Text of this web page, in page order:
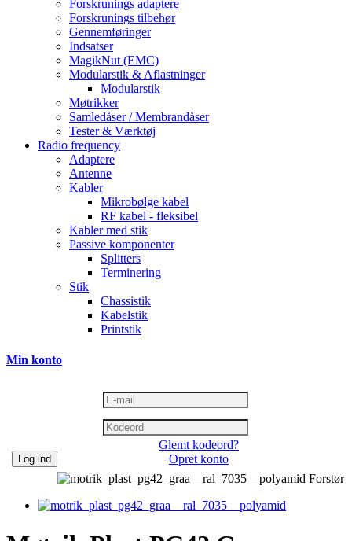
Forskrunings adaptere
Forskrunings tilbehør
Gennemføringer
Indsatser
MagikNut (EMC)
Modularstik & Aflastninger
Modularstik
Møtrikker
Samledåser / Membrandåser
Tester & Værktøj
Radio frequency
Adaptere
Antenne
Kabler
Mikrobølge kabel
RF kabel - fleksibel
Kabler med stik
Passive komponenter
Splitters
Terminering
Stik
Chassistik
Kabelstik
Printstik
Min konto
Log ind
Glemt kodeord?
Opret konto
Forstør